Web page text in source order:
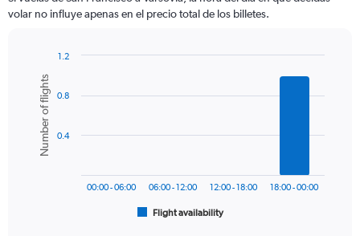
categories.
The
axis
displaying
values.
Range:
volar no influye apenas en el precio total de los billetes.
chart
with
bars.
The
Chart
graphic.
Number of flights
Flight availability
00:00 - 06:00 06:00 - 12:00 12:00 - 18:00 18:00 - 00:00
0.4
0.8
1.2